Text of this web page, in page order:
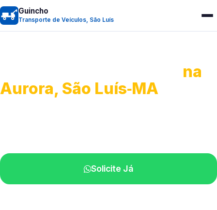
Guincho
Transporte de Veículos, São Luís
na
Aurora, São Luís‑MA
Solicite Já